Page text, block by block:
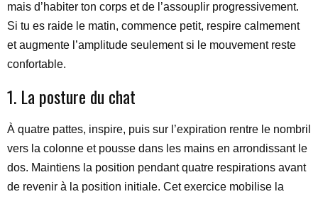
mais d’habiter ton corps et de l’assouplir progressivement.
Si tu es raide le matin, commence petit, respire calmement
et augmente l’amplitude seulement si le mouvement reste
confortable.
1. La posture du chat
À quatre pattes, inspire, puis sur l’expiration rentre le nombril
vers la colonne et pousse dans les mains en arrondissant le
dos. Maintiens la position pendant quatre respirations avant
de revenir à la position initiale. Cet exercice mobilise la